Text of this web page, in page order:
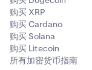
购买 XRP
购买 Cardano
购买 Solana
购买 Litecoin
所有加密货币指南